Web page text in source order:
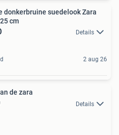
donkerbruine suedelook Zara
cm
Details
2 aug 26
de zara
Details